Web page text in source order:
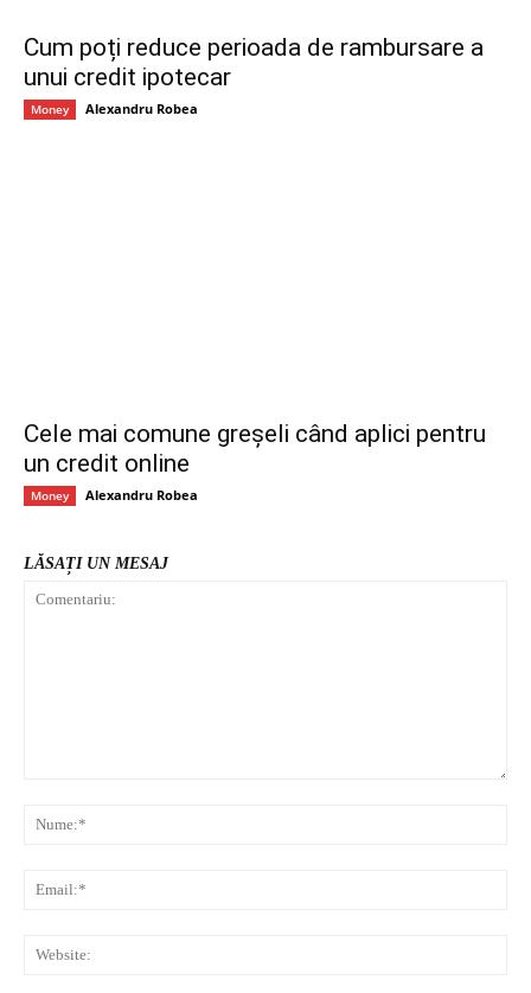
Cum poți reduce perioada de rambursare a
unui credit ipotecar
Money Alexandru Robea
Cele mai comune greșeli când aplici pentru
un credit online
Money Alexandru Robea
LĂSAȚI UN MESAJ